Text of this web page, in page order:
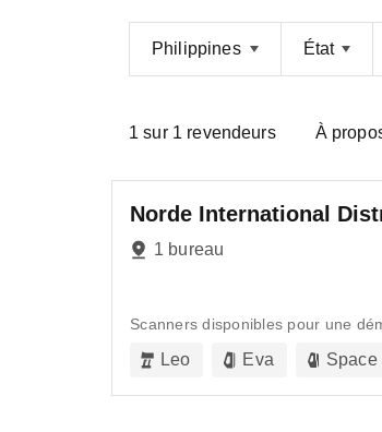
Philippines État
1 sur 1 revendeurs À
Norde International
1 bureau
Scanners disponibles pour une
Leo Eva Space